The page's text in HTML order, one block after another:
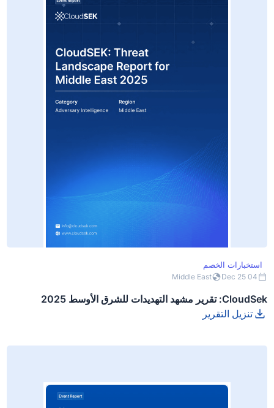
استخبارات الخصم
04 Dec 25
Middle East
CloudSek: تقرير مشهد التهديدات للشرق الأوسط 2025
تنزيل التقرير